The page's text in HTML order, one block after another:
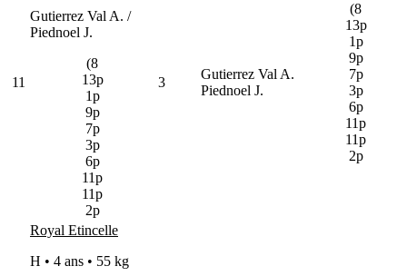
11
Gutierrez Val A. /
Piednoel J.
(8
13p
1p
9p
7p
3p
6p
11p
11p
2p
3
Gutierrez Val A.
Piednoel J.
(8
13p
1p
9p
7p
3p
6p
11p
11p
2p
Royal Etincelle
H • 4 ans • 55 kg